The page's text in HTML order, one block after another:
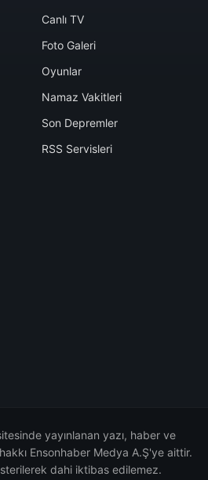
Canlı TV
Foto Galeri
Oyunlar
Namaz Vakitleri
Son Depremler
RSS Servisleri
yayınlanan yazı, haber ve
Ensonhaber Medya A.Ş'ye aittir.
dahi iktibas edilemez.